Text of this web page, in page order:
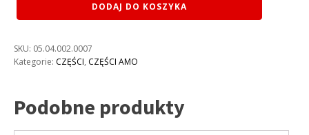
AMO
DODAJ DO KOSZYKA
SKU: 05.04.002.0007
Kategorie: CZĘŚCI, CZĘŚCI AMO
Podobne produkty